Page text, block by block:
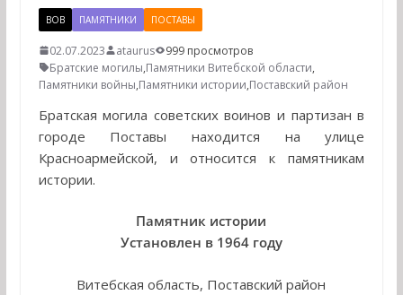
ВОВ ПАМЯТНИКИ ПОСТАВЫ
02.07.2023 ataurus
999 просмотров
Братские могилы,Памятники Витебской области,
Памятники войны,Памятники истории,Поставский район
Братская могила советских воинов и партизан в
городе Поставы находится на улице
Красноармейской, и относится к памятникам
истории.
Памятник истории
Установлен в 1964 году
Витебская область, Поставский район